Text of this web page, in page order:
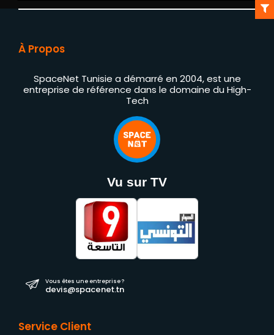
À Propos
SpaceNet Tunisie a démarré en 2004, est une
entreprise de référence dans le domaine du High-
Tech
Vu sur TV
Vous êtes une entreprise ?
devis@spacenet.tn
Service Client